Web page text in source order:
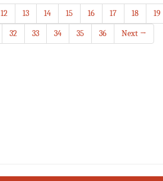
12 13 14 15 16 17 18
19
32 33 34 35 36 Next →